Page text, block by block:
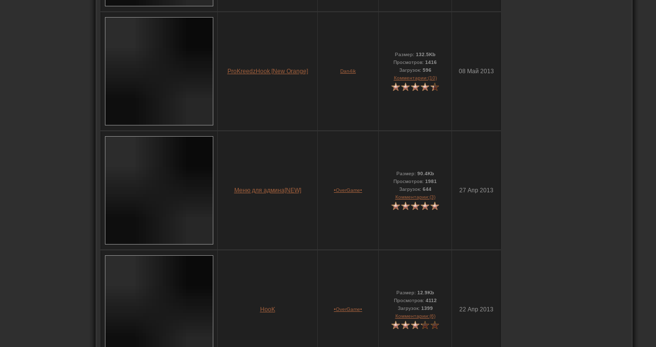
ProKreedzHook [New Orange] Dan4ik
Размер: 132.5Kb
Просмотров: 1416
Загрузок: 596
Комментарии:(10)
08 Май 2013
Меню для админа[NEW] •OverGame•
Размер: 90.4Kb
Просмотров: 1981
Загрузок: 644
Комментарии:(3)
27 Апр 2013
HooK •OverGame•
Размер: 12.9Kb
Просмотров: 4112
Загрузок: 1399
Комментарии:(6)
22 Апр 2013